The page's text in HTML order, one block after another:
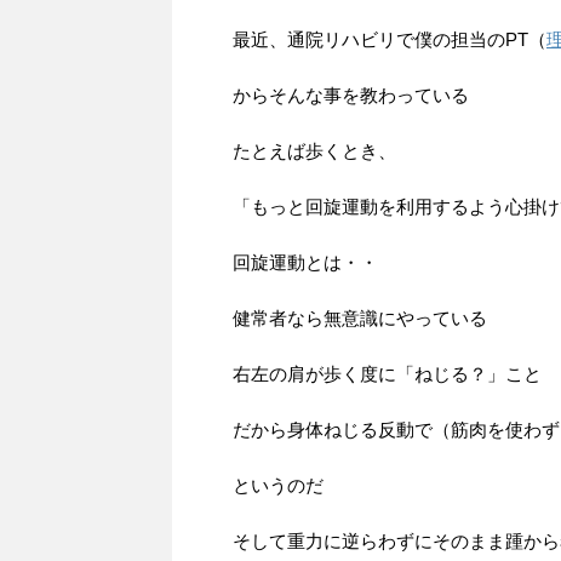
最近、通院リハビリで僕の担当のPT（
からそんな事を教わっている
たとえば歩くとき、
「もっと回旋運動を利用するよう心掛
回旋運動とは・・
健常者なら無意識にやっている
右左の肩が歩く度に「ねじる？」こと
だから身体ねじる反動で（筋肉を使わ
というのだ
そして重力に逆らわずにそのまま踵から